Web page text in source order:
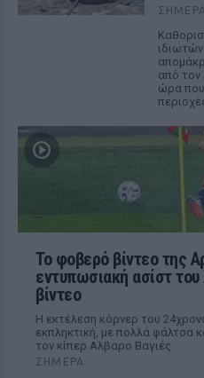
ΣΉΜΕΡΑ
από τον
ώρα που
Το φοβερό βίντεο της
εντυπωσιακή ασίστ
βίντεο
Η εκτέλεση κόρνερ του
εκπληκτική, με πολλά φάλτσα
τον κίπερ Αλβαρο Βαγιές
ΣΉΜΕΡΑ